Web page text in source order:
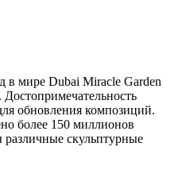
мире Dubai Miracle Garden
обновления композиций.
более 150 миллионов
различные скульптурные